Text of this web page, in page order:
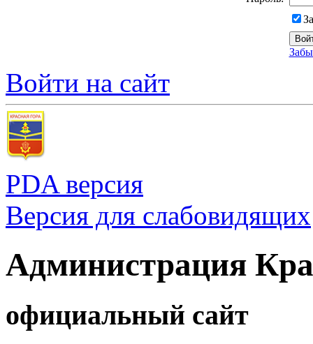
Войти на сайт
PDA версия
Версия для слабовидящих
Администрация
официальный сайт